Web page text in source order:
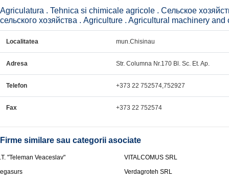
Agriculatura . Tehnica si chimicale agricole . Сельское
сельского хозяйства . Agriculture . Agricultural machinery and
Localitatea mun.Chisinau
Adresa Str. Columna Nr.170 Bl. Sc. Et. Ap.
Telefon +373 22 752574,752927
Fax +373 22 752574
Firme similare sau categorii asociate
"Teleman Veaceslav"
VITALCOMUS SRL
Verdagroteh SRL